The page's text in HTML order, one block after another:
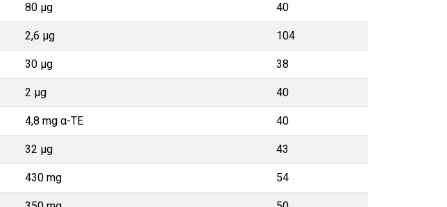
80 µg 40
2,6 µg 104
30 µg 38
2 µg 40
4,8 mg α-TE 40
32 µg 43
430 mg 54